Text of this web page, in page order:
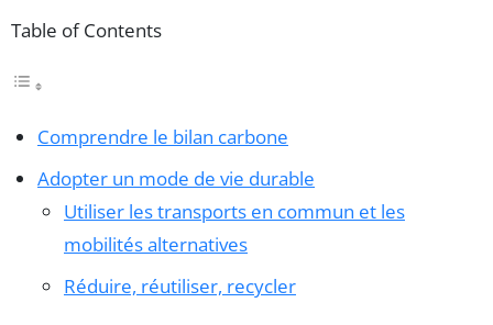
Table of Contents
Comprendre le bilan carbone
Adopter un mode de vie durable
Utiliser les transports en commun et les
mobilités alternatives
Réduire, réutiliser, recycler